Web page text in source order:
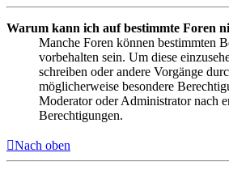
Warum kann ich auf bestimmte Foren
Manche Foren können bestimmten
vorbehalten sein. Um diese
schreiben oder andere Vorgänge
möglicherweise besondere
Moderator oder Administrator nach
Berechtigungen.
Nach oben